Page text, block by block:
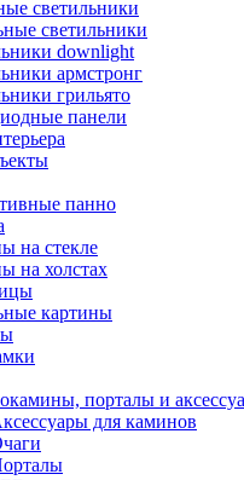
светильники
светильники
downlight
армстронг
грильято
панели
панно
на стекле
на холстах
картины
порталы и
для каминов